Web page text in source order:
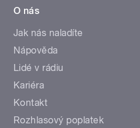
O nás
Jak nás naladíte
Nápověda
Lidé v rádiu
Kariéra
Kontakt
Rozhlasový poplatek